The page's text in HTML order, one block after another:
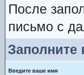
После
письмо с
Введите ваше имя